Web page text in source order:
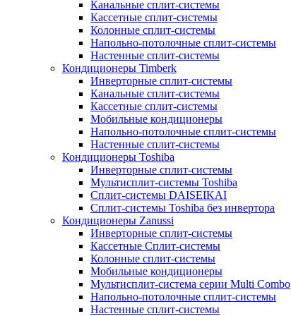
Канальные сплит-системы
Кассетные сплит-системы
Колонные сплит-системы
Напольно-потолочные сплит-системы
Настенные сплит-системы
Кондиционеры Timberk
Инверторные сплит-системы
Канальные сплит-системы
Кассетные сплит-системы
Мобильные кондиционеры
Напольно-потолочные сплит-системы
Настенные сплит-системы
Кондиционеры Toshiba
Инверторные сплит-системы
Мультисплит-системы Toshiba
Сплит-системы DAISEIKAI
Сплит-системы Toshiba без инвертора
Кондиционеры Zanussi
Инверторные сплит-системы
Кассетные Сплит-системы
Колонные сплит-системы
Мобильные кондиционеры
Мультисплит-система серии Multi Combo
Напольно-потолочные сплит-системы
Настенные сплит-системы